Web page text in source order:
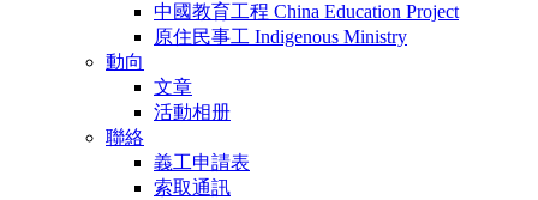
中國教育工程 China Education Project
原住民事工 Indigenous Ministry
動向
文章
活動相册
聯絡
義工申請表
索取通訊